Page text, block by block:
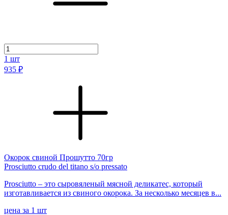
1 шт
935 ₽
Окорок свиной Прошутто 70гр
Prosciutto crudo del titano s/o pressato
Prosciutto – это сыровяленый мясной деликатес, который
изготавливается из свиного окорока. За несколько месяцев в...
цена за 1 шт